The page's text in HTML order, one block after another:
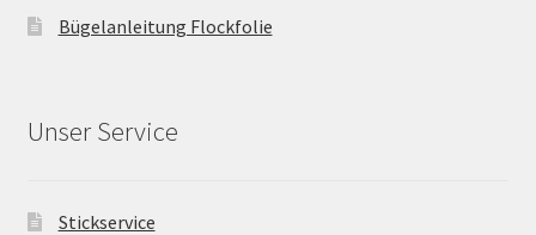
Bügelanleitung Flockfolie
Unser Service
Stickservice